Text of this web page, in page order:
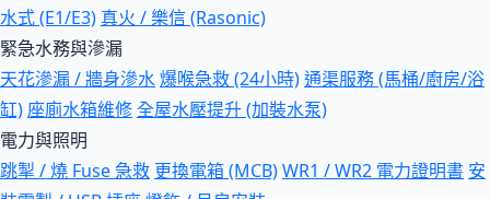
水式 (E1/E3) 真火 / 樂信 (Rasonic)
緊急水務與滲漏
天花滲漏 / 牆身滲水爆喉急救 (24小時)通渠服務 (馬桶/廚房/浴
缸) 座廁水箱維修全屋水壓提升 (加裝水泵)
電力與照明
跳掣 / 燒 Fuse 急救 更換電箱 (MCB)WR1 / WR2 電力證明書 安